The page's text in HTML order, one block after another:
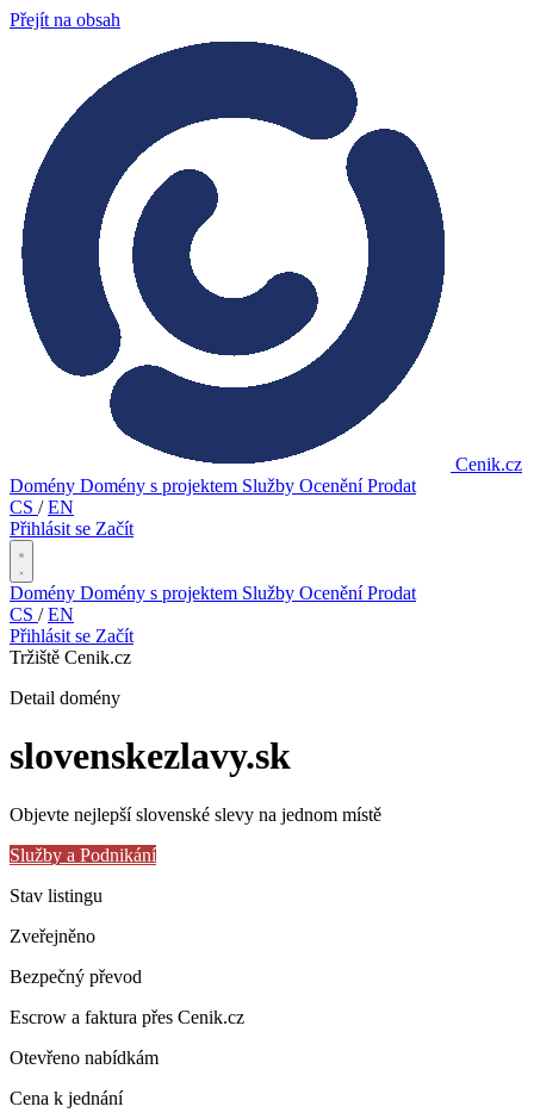
Přejít na obsah
Cenik.cz
Domény Domény s projektem Služby OceněníProdat
CS / EN
Přihlásit se Začít
Domény Domény s projektem Služby OceněníProdat
CS / EN
Přihlásit se Začít
Tržiště Cenik.cz
Detail domény
slovenskezlavy.sk
Objevte nejlepší slovenské slevy na jednom místě
Služby a Podnikání
Stav listingu
Zveřejněno
Bezpečný převod
Escrow a faktura přes Cenik.cz
Otevřeno nabídkám
Cena k jednání